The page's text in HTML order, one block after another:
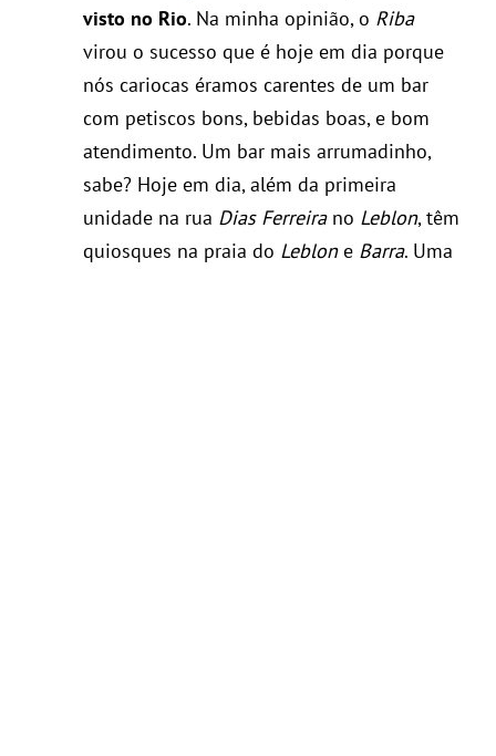
visto no Rio. Na minha opinião, o Riba
virou o sucesso que é hoje em dia porque
nós cariocas éramos carentes de um bar
com petiscos bons, bebidas boas, e bom
atendimento. Um bar mais arrumadinho,
sabe? Hoje em dia, além da primeira
unidade na rua Dias Ferreirano Leblon, têm
quiosques na praia do Leblone Barra. Uma